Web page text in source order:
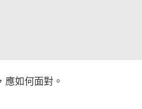
應如何面對。